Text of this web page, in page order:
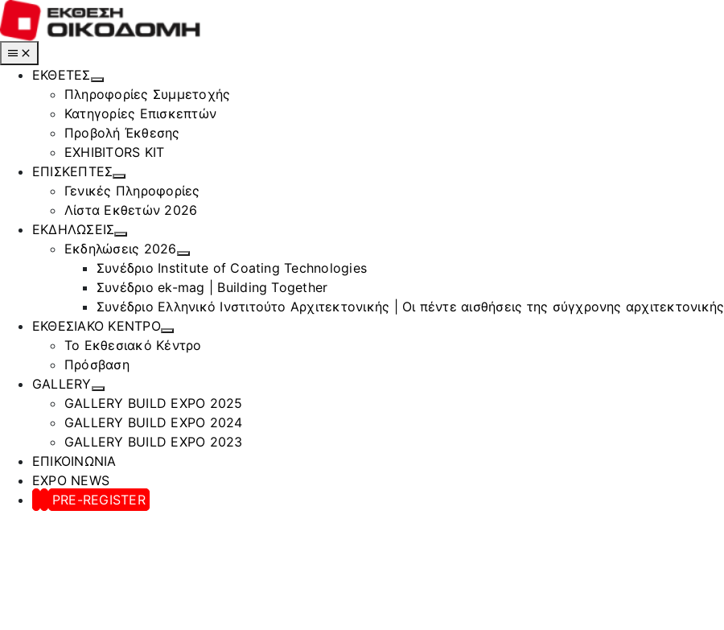
Μετάβαση
στο
περιεχόμενο
Toggle
Navigation
ΕΚΘΕΤΕΣ
Πληροφορίες Συμμετοχής
Κατηγορίες Επισκεπτών
Προβολή Έκθεσης
EXHIBITORS KIT
ΕΠΙΣΚΕΠΤΕΣ
Γενικές Πληροφορίες
Λίστα Εκθετών 2026
ΕΚΔΗΛΩΣΕΙΣ
Εκδηλώσεις 2026
Συνέδριο Institute of Coating Technologies
Συνέδριο ek-mag | Building Together
Συνέδριο Ελληνικό Ινστιτούτο Αρχιτεκτονικής | Οι πέντε αισθήσεις της σύγχρονης αρχιτεκτονικής
ΕΚΘΕΣΙΑΚΟ ΚΕΝΤΡΟ
Το Εκθεσιακό Κέντρο
Πρόσβαση
GALLERY
GALLERY BUILD EXPO 2025
GALLERY BUILD EXPO 2024
GALLERY BUILD EXPO 2023
ΕΠΙΚΟΙΝΩΝΙΑ
EXPO NEWS
PRE-REGISTER